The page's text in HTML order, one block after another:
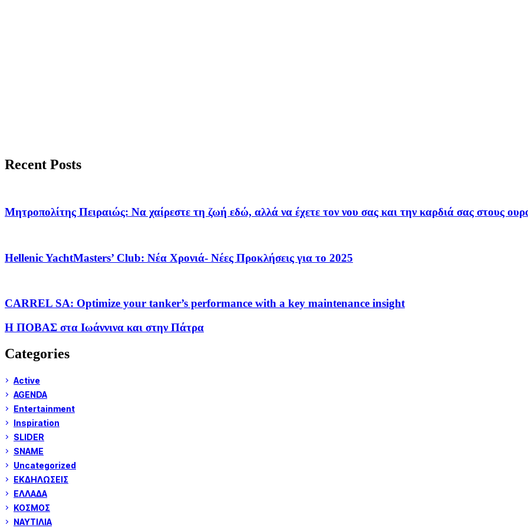
Recent Posts
Μητροπολίτης Πειραιώς: Να χαίρεστε τη ζωή εδώ, αλλά να έχετε τον νου σας και την καρδιά σας στους
Hellenic YachtMasters’ Club: Νέα Χρονιά- Νέες Προκλήσεις για το 2025
CARREL SA: Optimize your tanker’s performance with a key maintenance insight
Η ΠΟΒΑΣ στα Ιωάννινα και στην Πάτρα
Categories
Active
AGENDA
Entertainment
Inspiration
SLIDER
SNAME
Uncategorized
ΕΚΔΗΛΩΣΕΙΣ
ΕΛΛΑΔΑ
ΚΟΣΜΟΣ
ΝΑΥΤΙΛΙΑ